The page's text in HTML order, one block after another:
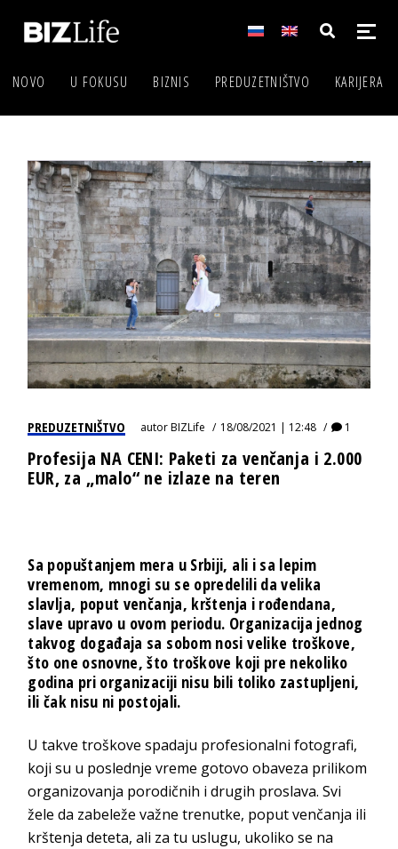
NOVO U FOKUSU BIZNIS PREDUZETNIŠTVO KARIJERA
PREDUZETNIŠTVO autorBIZLife 18/08/2021 | 12:48 1
Profesija NA CENI: Paketi za venčanja i 2.000
EUR, za „malo“ ne izlaze na teren
Sa popuštanjem mera u Srbiji, ali i sa lepim
vremenom, mnogi su se opredelili da velika
slavlja, poput venčanja, krštenja i rođendana,
slave upravo u ovom periodu. Organizacija jednog
takvog događaja sa sobom nosi velike troškove,
što one osnovne, što troškove koji pre nekoliko
godina pri organizaciji nisu bili toliko zastupljeni,
ili čak nisu ni postojali.
U takve troškove spadaju profesionalni fotografi,
koji su u poslednje vreme gotovo obaveza prilikom
organizovanja porodičnih i drugih proslava. Svi
žele da zabeleže važne trenutke, poput venčanja ili
krštenja deteta, ali za tu uslugu, ukoliko se na